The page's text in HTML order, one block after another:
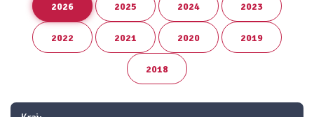
2026 2025 2024 2023
2022 2021 2020 2019
2018